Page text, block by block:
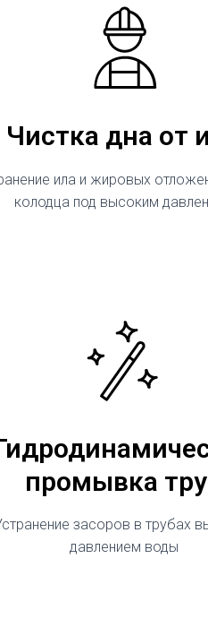
Чистка дна от
ила и жировых
колодца под высоким
промывка
засоров в трубах
давлением воды